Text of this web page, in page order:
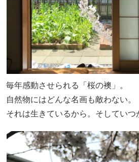
毎年感動させられる「桜の襖」。
自然物にはどんな名画も敵わない。
それは生きているから。そしていつ